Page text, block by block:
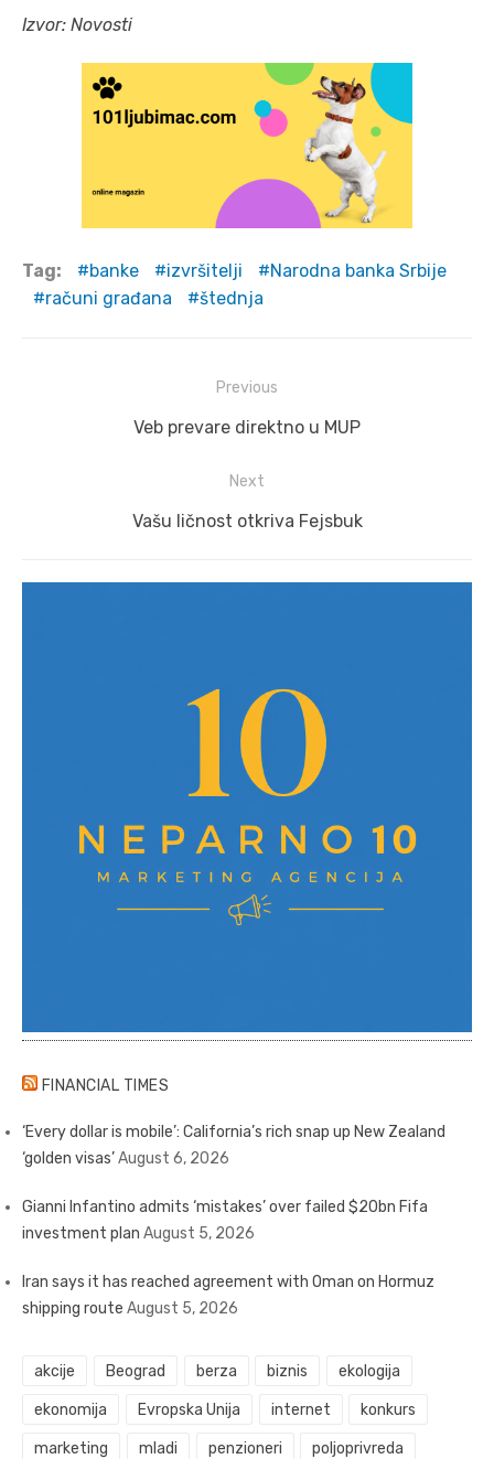
Izvor: Novosti
Tag: banke izvršitelji
Narodna banka Srbije
računi građana
štednja
navigation
Previous
Previous
Veb prevare direktno u MUP
Next
Next
Vašu ličnost otkriva Fejsbuk
FINANCIAL TIMES
‘Every dollar is mobile’: California’s rich snap up New Zealand
‘golden visas’August 6, 2026
Gianni Infantino admits ‘mistakes’ over failed $20bn Fifa
investment plan August 5, 2026
Iran says it has reached agreement with Oman on Hormuz
shipping route August 5, 2026
akcije Beograd berza biznis ekologija
ekonomija Evropska Unija internet konkurs
marketing mladi penzioneri poljoprivreda